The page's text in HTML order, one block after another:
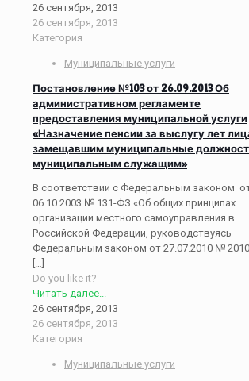
26 сентября, 2013
26 сентября, 2013
Категория
Муниципальные услуги
Постановление №103 от 26.09.2013 Об
административном регламенте
предоставления муниципальной услуги
«Назначение пенсии за выслугу лет
замещавшим муниципальные
муниципальным служащим»
В соответствии с Федеральным законом
06.10.2003 № 131-ФЗ «Об общих принципах
организации местного самоуправления в
Российской Федерации, руководствуясь
Федеральным законом от 27.07.2010 №
Do you like it?
Читать далее...
26 сентября, 2013
26 сентября, 2013
Категория
Муниципальные услуги